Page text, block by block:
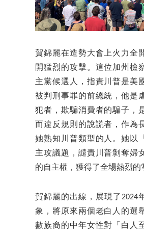
賀錦麗在造勢大會上火力全
開猛烈的攻擊。這位加州檢
主黨候選人，指責川普是美
被判刑事罪的前總統，他是
犯者，欺騙消費者的騙子，
而違反規則的說謊者，作為
她熟知川普類型的人。她以
主攻議題，譴責川普剝奪婦
的自主權，獲得了全場熱烈的
賀錦麗的出線，展現了2024
象，將原來兩個老白人的選
數族裔的中年女性對「白人